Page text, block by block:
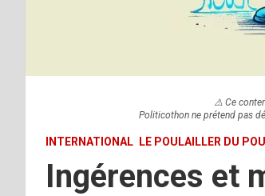
⚠️ Ce
Politicothon ne prétend pas
INTERNATIONAL LE POULAILLER DU
Ingérences et